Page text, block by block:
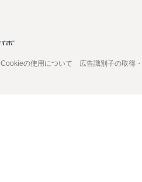
Cookieの使用について 広告識別子の取得